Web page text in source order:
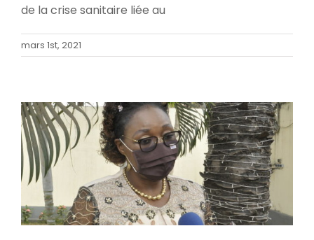
de la crise sanitaire liée au
mars 1st, 2021
INNOVATIONS DE LA LOI DE FINANCES